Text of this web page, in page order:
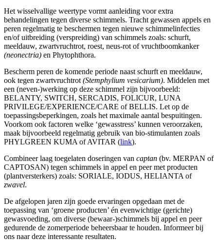
Het wisselvallige weertype vormt aanleiding voor extra
behandelingen tegen diverse schimmels. Tracht gewassen appels en
peren regelmatig te beschermen tegen nieuwe schimmelinfecties
en/of uitbreiding (verspreiding) van schimmels zoals: schurft,
meeldauw, zwartvruchtrot, roest, neus-rot of vruchtboomkanker
(neonectria) en Phytophthora.
Bescherm peren de komende periode naast schurft en meeldauw,
ook tegen zwartvruchtrot (Stemphylium vesicarium). Middelen met
een (neven-)werking op deze schimmel zijn bijvoorbeeld:
BELANTY, SWITCH, SERCADIS, FOLICUR, LUNA
PRIVILEGE/EXPERIENCE/CARE of BELLIS. Let op de
toepassingsbeperkingen, zoals het maximale aantal bespuitingen.
Voorkom ook factoren welke ‘gewasstress’ kunnen veroorzaken,
maak bijvoorbeeld regelmatig gebruik van bio-stimulanten zoals
PHYLGREEN KUMA of AVITAR (link).
Combineer laag toegelaten doseringen van captan (bv. MERPAN of
CAPTOSAN) tegen schimmels in appel en peer met producten
(plantversterkers) zoals: SORIALE, IODUS, HELIANTA of
zwavel.
De afgelopen jaren zijn goede ervaringen opgedaan met de
toepassing van ‘groene producten’ én evenwichtige (gerichte)
gewasvoeding, om diverse (bewaar-)schimmels bij appel en peer
gedurende de zomerperiode beheersbaar te houden. Informeer bij
ons naar deze interessante resultaten.